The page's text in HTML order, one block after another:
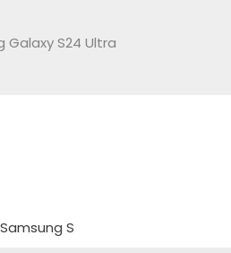
Galaxy S24 Ultra
Samsung S